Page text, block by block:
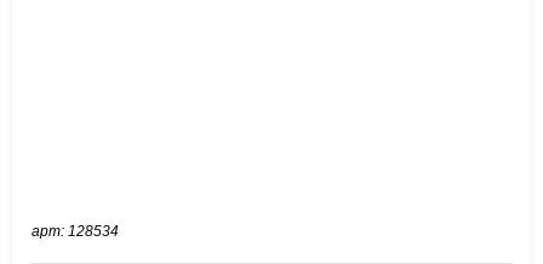
арт: 128534